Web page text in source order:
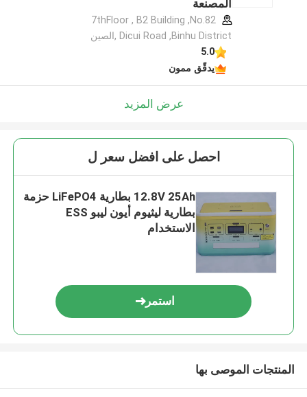
المصنعة
7thFloor , B2 Building ,No.82
Dicui Road ,Binhu District ,الصين
5.0
يدقّق ممون
عرض المزيد
احصل على افضل سعر ل
12.8V 25Ah بطارية LiFePO4 حزمة
بطارية ليثيوم أيون ليبو ESS
الاستخدام
استمر
المنتجات الموصى بها